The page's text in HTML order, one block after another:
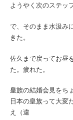
ようやく次のステッ
で、そのまま水汲み
きた。
佐久まで戻ってお昼
た。疲れた。
皇族の結婚会見をち
日本の皇族って大
え（違